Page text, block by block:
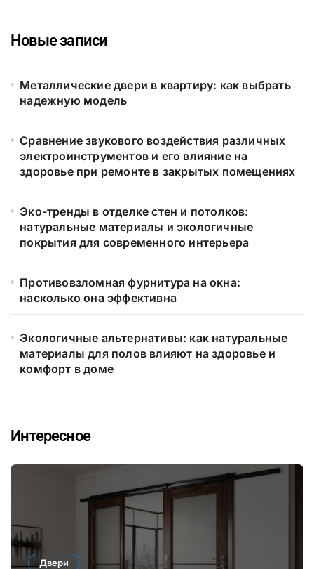
Новые записи
Металлические двери в квартиру: как выбрать
надежную модель
Сравнение звукового воздействия различных
электроинструментов и его влияние на
здоровье при ремонте в закрытых помещениях
Эко-тренды в отделке стен и потолков:
натуральные материалы и экологичные
покрытия для современного интерьера
Противовзломная фурнитура на окна:
насколько она эффективна
Экологичные альтернативы: как натуральные
материалы для полов влияют на здоровье и
комфорт в доме
Интересное
Двери